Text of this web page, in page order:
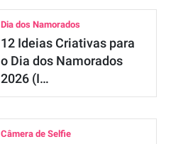
Dia dos Namorados
12 Ideias Criativas para
o Dia dos Namorados
2026 (I…
Câmera de Selfie